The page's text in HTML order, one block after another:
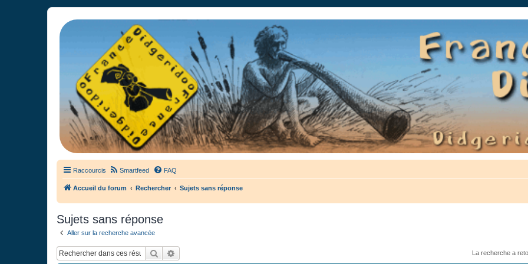
France Didgeridoo
Didgeridoo et Guimbarde sur France Didgeridoo - retrouvez la communauté.
Raccourcis Smartfeed FAQ
Accueil du forum Rechercher Sujets sans réponse
Sujets sans réponse
Aller sur la recherche avancée
Rechercher La recherche a